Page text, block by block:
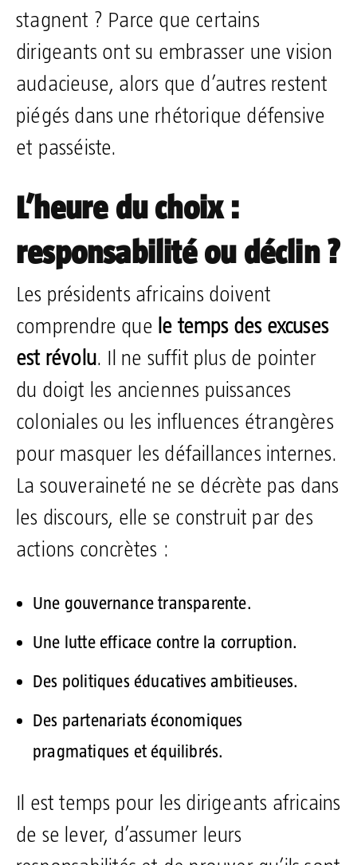
stagnent ? Parce que certains
dirigeants ont su embrasser une vision
audacieuse, alors que d’autres restent
piégés dans une rhétorique défensive
et passéiste.
L’heure du choix :
responsabilité ou déclin ?
Les présidents africains doivent
comprendre que le temps des excuses
est révolu. Il ne suffit plus de pointer
du doigt les anciennes puissances
coloniales ou les influences étrangères
pour masquer les défaillances internes.
La souveraineté ne se décrète pas dans
les discours, elle se construit par des
actions concrètes :
Une gouvernance transparente.
Une lutte efficace contre la corruption.
Des politiques éducatives ambitieuses.
Des partenariats économiques
pragmatiques et équilibrés.
Il est temps pour les dirigeants africains
de se lever, d’assumer leurs